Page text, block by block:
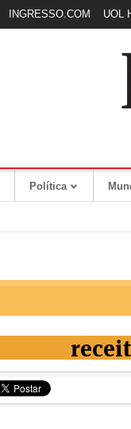
INGRESSO.COM UOL
Política